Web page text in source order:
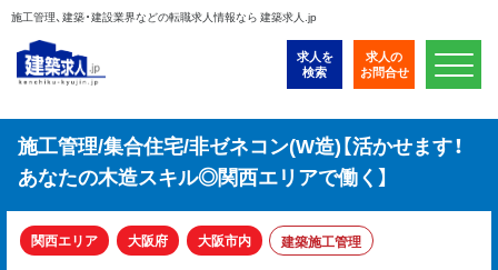
施工管理、建築・建設業界などの転職求人情報なら 建築求人.jp
求人を
検索
求人の
お問合せ
施工管理/集合住宅/非ゼネコン(W造)【活かせます！
あなたの木造スキル◎関西エリアで働く】
関西エリア 大阪府 大阪市内 建築施工管理